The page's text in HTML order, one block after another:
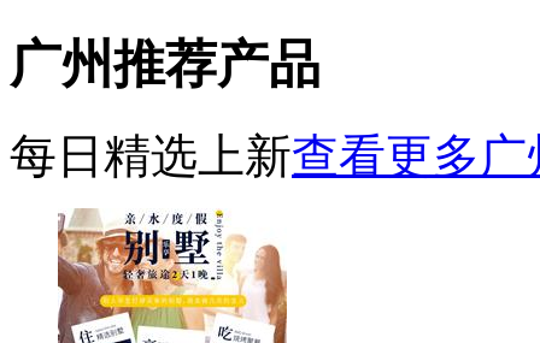
广州推荐产品
每日精选上新查看更多广